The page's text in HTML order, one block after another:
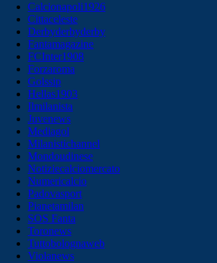
Calcionapoli1926
Cittaceleste
Derbyderbyderby
Fantamagazine
FCInter1908
Forzaroma
Golssip
Hellas1903
Ilmilanista
Juvenews
Mediagol
Milanistichannel
Mondoudinese
Notiziecalciomercato
Numericalcio
Padovasport
Pianetamilan
SOS Fanta
Toronews
Tuttobolognaweb
Violanews